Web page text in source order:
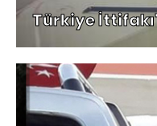
Türkiye